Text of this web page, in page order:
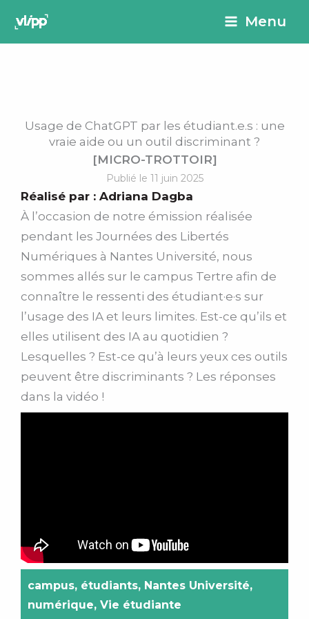
principal
Menu
Usage de ChatGPT par les étudiant.e.s : une
vraie aide ou un outil discriminant ?
[MICRO-TROTTOIR]
Publié le 11 juin 2025
Réalisé par : Adriana Dagba
À l’occasion de notre émission réalisée
pendant les Journées des Libertés
Numériques à Nantes Université, nous
sommes allés sur le campus Tertre afin de
connaître le ressenti des étudiant·e·s sur
l’usage des IA et leurs limites. Est-ce qu’ils et
elles utilisent des IA au quotidien ?
Lesquelles ? Est-ce qu’à leurs yeux ces outils
peuvent être discriminants ? Les réponses
dans la vidéo !
campus, étudiants, Nantes Université,
numérique, Vie étudiante